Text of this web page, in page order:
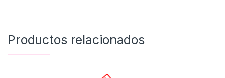
Productos relacionados